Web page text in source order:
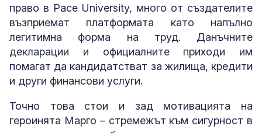
право в Pace University, много от създателите
възприемат платформата като напълно
легитимна форма на труд. Данъчните
декларации и официалните приходи им
помагат да кандидатстват за жилища, кредити
и други финансови услуги.
Точно това стои и зад мотивацията на
героинята Марго – стремежът към сигурност в